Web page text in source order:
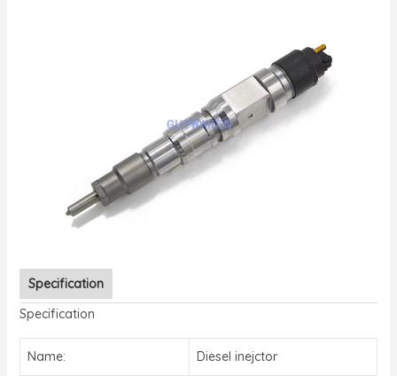
Specification
Specification
Name: Diesel inejctor